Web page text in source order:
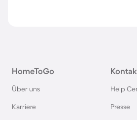
HomeToGo
Über uns
Karriere
Help
Presse